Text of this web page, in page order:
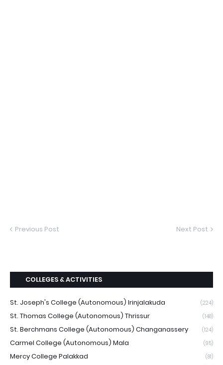
Previous Post Next Post
COLLEGES & ACTIVITIES
St. Joseph's College (Autonomous) Irinjalakuda (224)
St. Thomas College (Autonomous) Thrissur (148)
St. Berchmans College (Autonomous) Changanassery (124)
Carmel College (Autonomous) Mala (95)
Mercy College Palakkad (81)